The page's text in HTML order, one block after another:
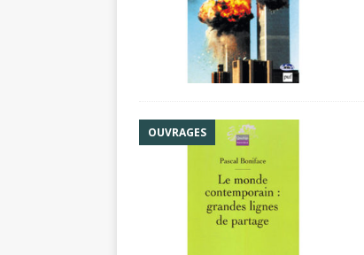
OUVRAGES